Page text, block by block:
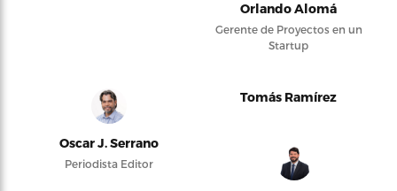
Orlando Alomá
Gerente de Proyectos en un
Startup
Oscar J. Serrano
Periodista Editor
Tomás Ramírez